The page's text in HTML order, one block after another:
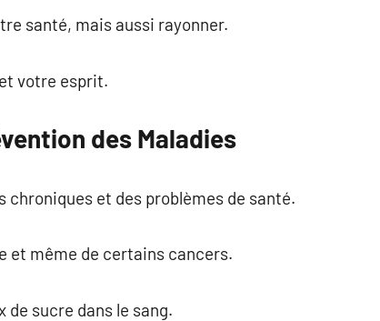
santé, mais aussi rayonner.
votre esprit.
des Maladies
chroniques et des problèmes de santé.
et même de certains cancers.
sucre dans le sang.